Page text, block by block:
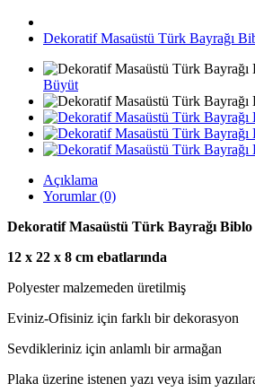
Dekoratif Masaüstü Türk Bayrağı
Büyüt
Açıklama
Yorumlar (0)
Dekoratif Masaüstü Türk Bayrağı Biblo
12 x 22 x 8 cm ebatlarında
Polyester malzemeden üretilmiş
Eviniz-Ofisiniz için farklı bir dekorasyon
Sevdikleriniz için anlamlı bir armağan
Plaka üzerine istenen yazı veya isim